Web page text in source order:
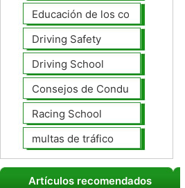
Educación de los conductores
Driving Safety
Driving School
Consejos de Conducción
Racing School
multas de tráfico
Artículos recomendados